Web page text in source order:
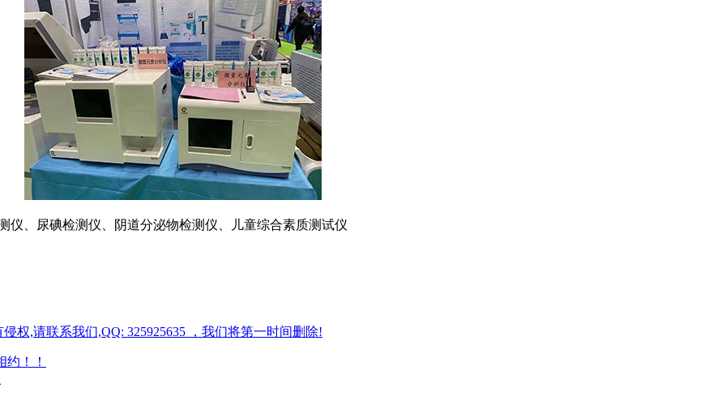
、尿碘检测仪、阴道分泌物检测仪、儿童综合素质测试仪
权,请联系我们,QQ: 325925635 ，我们将第一时间删除!
约！！